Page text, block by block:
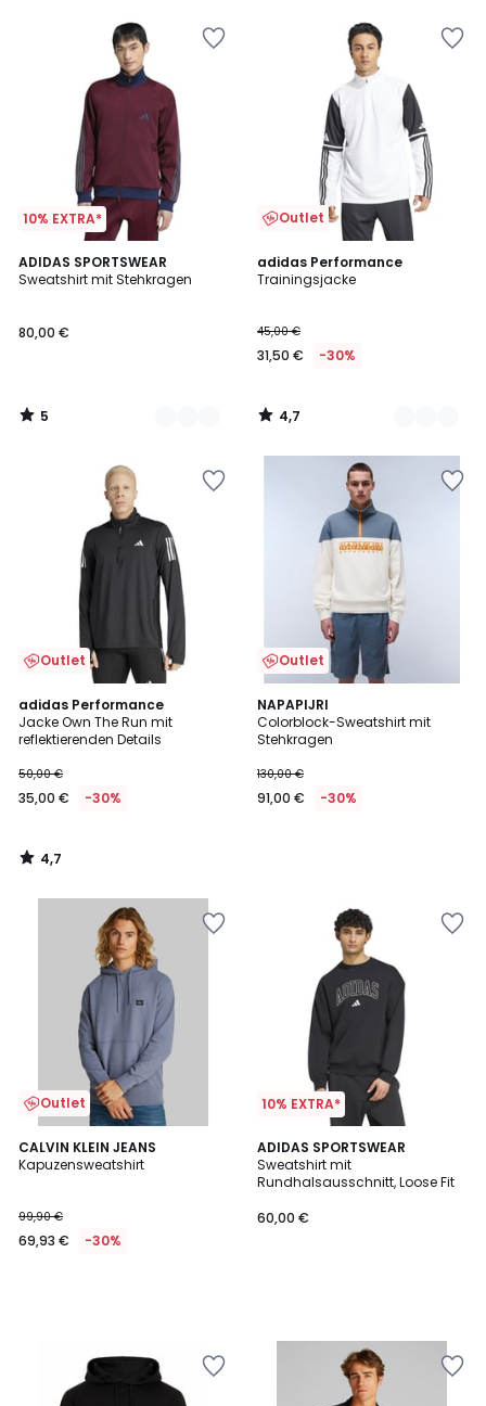
10% EXTRA*
ADIDAS SPORTSWEAR
Sweatshirt mit Stehkragen
80,00 €
5
/
2
Farben
5
/
Outlet
adidas Performance
Trainingsjacke
45,00 €
31,50 € -30%
4,7
/ 5
2
Farben
4,7
/
Outlet
adidas Performance
Jacke Own The Run mit
reflektierenden Details
50,00 €
35,00 € -30%
4,7
/ 5
4,7
/
Outlet
NAPAPIJRI
Colorblock-Sweatshirt mit
Stehkragen
130,00 €
91,00 € -30%
Outlet
CALVIN KLEIN JEANS
Kapuzensweatshirt
99,90 €
69,93 € -30%
10% EXTRA*
ADIDAS SPORTSWEAR
Sweatshirt mit
Rundhalsausschnitt, Loose Fit
60,00 €